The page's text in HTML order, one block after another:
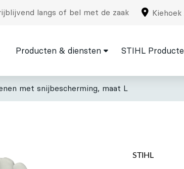
langs of bel met de zaak
Producten & diensten STIHL
met snijbescherming, maat L
STIHL